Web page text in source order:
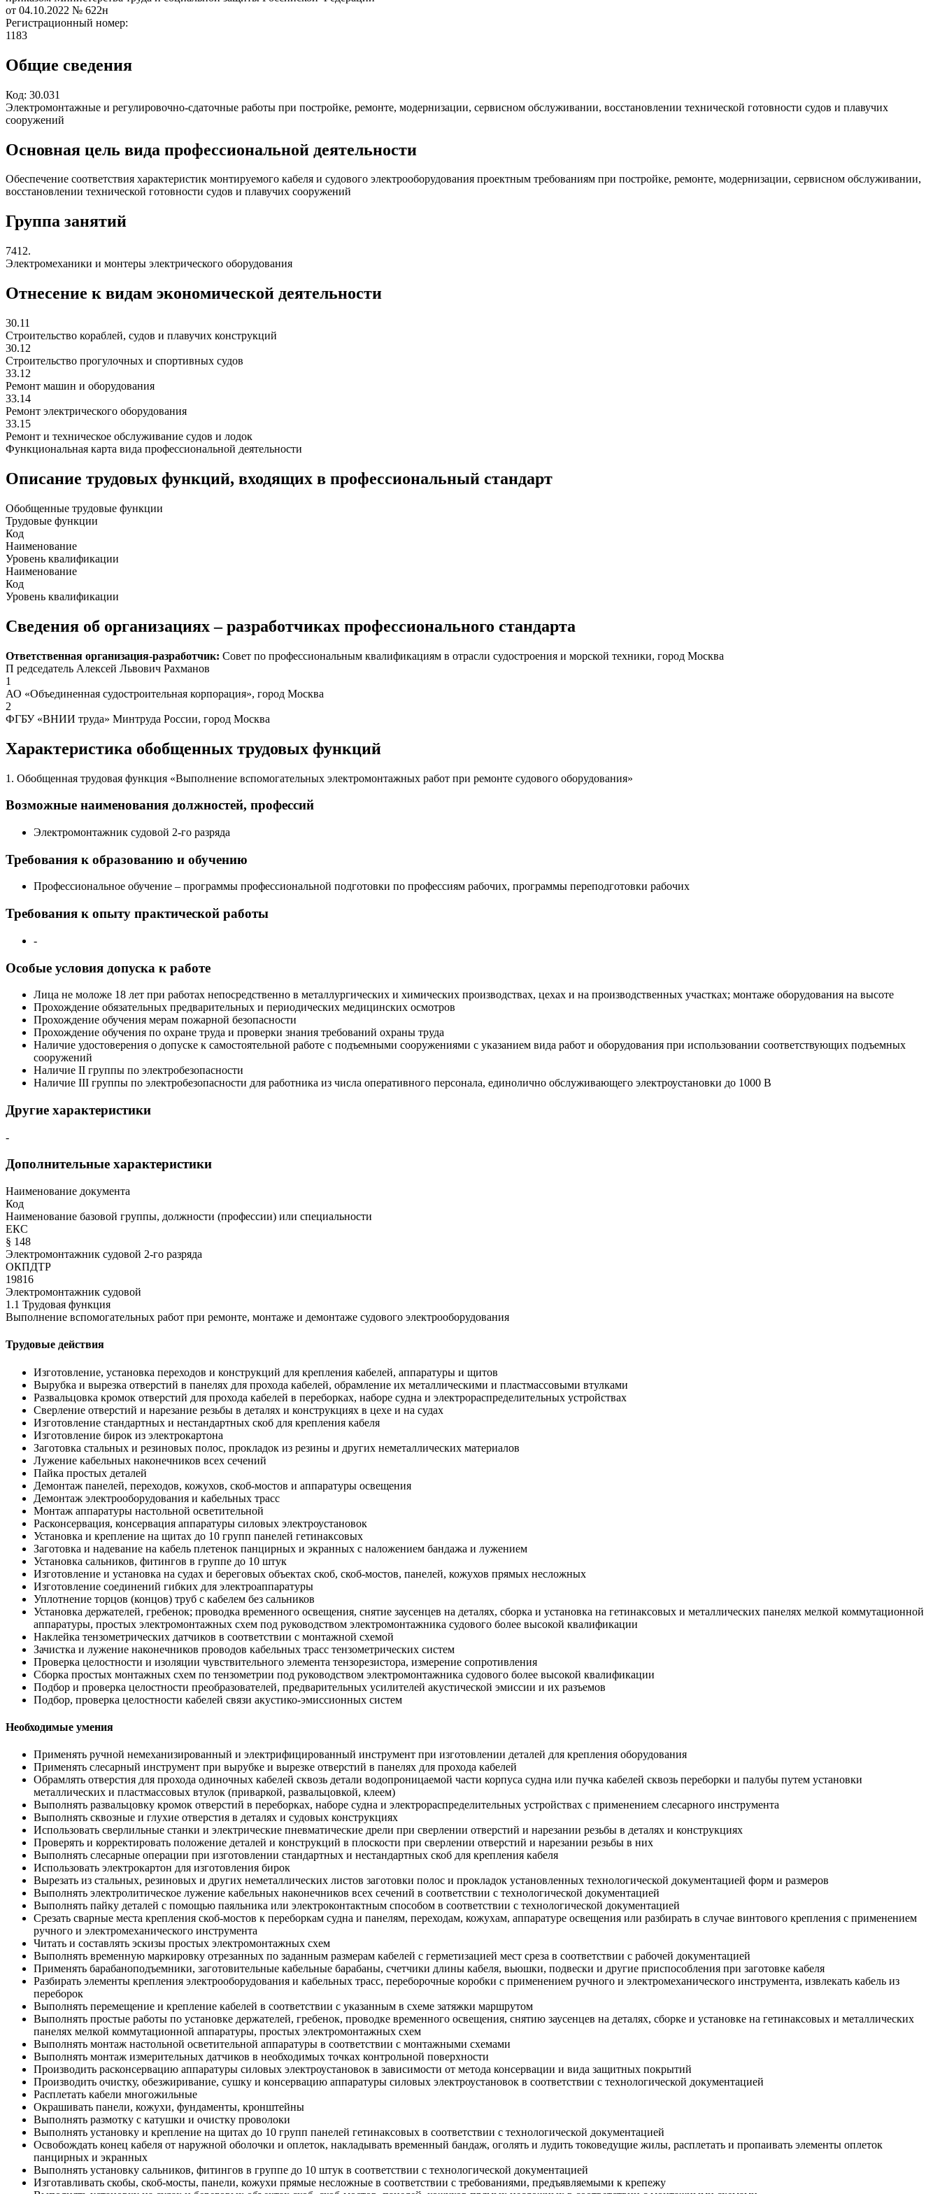
от 04.10.2022 № 622н
Регистрационный номер:
1183
Общие сведения
Код: 30.031
Электромонтажные и регулировочно-сдаточные работы при постройке, ремонте, модернизации, сервисном обслуживании, восстановлении технической готовности судов и плавучих
сооружений
Основная цель вида профессиональной деятельности
Обеспечение соответствия характеристик монтируемого кабеля и судового электрооборудования проектным требованиям при постройке, ремонте, модернизации, сервисном обслуживании,
восстановлении технической готовности судов и плавучих сооружений
Группа занятий
7412.
Электромеханики и монтеры электрического оборудования
Отнесение к видам экономической деятельности
30.11
Строительство кораблей, судов и плавучих конструкций
30.12
Строительство прогулочных и спортивных судов
33.12
Ремонт машин и оборудования
33.14
Ремонт электрического оборудования
33.15
Ремонт и техническое обслуживание судов и лодок
Функциональная карта вида профессиональной деятельности
Описание трудовых функций, входящих в профессиональный стандарт
Обобщенные трудовые функции
Трудовые функции
Код
Наименование
Уровень квалификации
Наименование
Код
Уровень квалификации
Сведения об организациях – разработчиках профессионального стандарта
Ответственная организация-разработчик: Совет по профессиональным квалификациям в отрасли судостроения и морской техники, город Москва
П редседатель Алексей Львович Рахманов
1
АО «Объединенная судостроительная корпорация», город Москва
2
ФГБУ «ВНИИ труда» Минтруда России, город Москва
Характеристика обобщенных трудовых функций
1. Обобщенная трудовая функция «Выполнение вспомогательных электромонтажных работ при ремонте судового оборудования»
Возможные наименования должностей, профессий
Электромонтажник судовой 2-го разряда
Требования к образованию и обучению
Профессиональное обучение – программы профессиональной подготовки по профессиям рабочих, программы переподготовки рабочих
Требования к опыту практической работы
-
Особые условия допуска к работе
Лица не моложе 18 лет при работах непосредственно в металлургических и химических производствах, цехах и на производственных участках; монтаже оборудования на высоте
Прохождение обязательных предварительных и периодических медицинских осмотров
Прохождение обучения мерам пожарной безопасности
Прохождение обучения по охране труда и проверки знания требований охраны труда
Наличие удостоверения о допуске к самостоятельной работе с подъемными сооружениями с указанием вида работ и оборудования при использовании соответствующих подъемных
сооружений
Наличие II группы по электробезопасности
Наличие III группы по электробезопасности для работника из числа оперативного персонала, единолично обслуживающего электроустановки до 1000 В
Другие характеристики
-
Дополнительные характеристики
Наименование документа
Код
Наименование базовой группы, должности (профессии) или специальности
ЕКС
§ 148
Электромонтажник судовой 2-го разряда
ОКПДТР
19816
Электромонтажник судовой
1.1 Трудовая функция
Выполнение вспомогательных работ при ремонте, монтаже и демонтаже судового электрооборудования
Трудовые действия
Изготовление, установка переходов и конструкций для крепления кабелей, аппаратуры и щитов
Вырубка и вырезка отверстий в панелях для прохода кабелей, обрамление их металлическими и пластмассовыми втулками
Развальцовка кромок отверстий для прохода кабелей в переборках, наборе судна и электрораспределительных устройствах
Сверление отверстий и нарезание резьбы в деталях и конструкциях в цехе и на судах
Изготовление стандартных и нестандартных скоб для крепления кабеля
Изготовление бирок из электрокартона
Заготовка стальных и резиновых полос, прокладок из резины и других неметаллических материалов
Лужение кабельных наконечников всех сечений
Пайка простых деталей
Демонтаж панелей, переходов, кожухов, скоб-мостов и аппаратуры освещения
Демонтаж электрооборудования и кабельных трасс
Монтаж аппаратуры настольной осветительной
Расконсервация, консервация аппаратуры силовых электроустановок
Установка и крепление на щитах до 10 групп панелей гетинаксовых
Заготовка и надевание на кабель плетенок панцирных и экранных с наложением бандажа и лужением
Установка сальников, фитингов в группе до 10 штук
Изготовление и установка на судах и береговых объектах скоб, скоб-мостов, панелей, кожухов прямых несложных
Изготовление соединений гибких для электроаппаратуры
Уплотнение торцов (концов) труб с кабелем без сальников
Установка держателей, гребенок; проводка временного освещения, снятие заусенцев на деталях, сборка и установка на гетинаксовых и металлических панелях мелкой коммутационной
аппаратуры, простых электромонтажных схем под руководством электромонтажника судового более высокой квалификации
Наклейка тензометрических датчиков в соответствии с монтажной схемой
Зачистка и лужение наконечников проводов кабельных трасс тензометрических систем
Проверка целостности и изоляции чувствительного элемента тензорезистора, измерение сопротивления
Сборка простых монтажных схем по тензометрии под руководством электромонтажника судового более высокой квалификации
Подбор и проверка целостности преобразователей, предварительных усилителей акустической эмиссии и их разъемов
Подбор, проверка целостности кабелей связи акустико-эмиссионных систем
Необходимые умения
Применять ручной немеханизированный и электрифицированный инструмент при изготовлении деталей для крепления оборудования
Применять слесарный инструмент при вырубке и вырезке отверстий в панелях для прохода кабелей
Обрамлять отверстия для прохода одиночных кабелей сквозь детали водопроницаемой части корпуса судна или пучка кабелей сквозь переборки и палубы путем установки
металлических и пластмассовых втулок (приваркой, развальцовкой, клеем)
Выполнять развальцовку кромок отверстий в переборках, наборе судна и электрораспределительных устройствах с применением слесарного инструмента
Выполнять сквозные и глухие отверстия в деталях и судовых конструкциях
Использовать сверлильные станки и электрические пневматические дрели при сверлении отверстий и нарезании резьбы в деталях и конструкциях
Проверять и корректировать положение деталей и конструкций в плоскости при сверлении отверстий и нарезании резьбы в них
Выполнять слесарные операции при изготовлении стандартных и нестандартных скоб для крепления кабеля
Использовать электрокартон для изготовления бирок
Вырезать из стальных, резиновых и других неметаллических листов заготовки полос и прокладок установленных технологической документацией форм и размеров
Выполнять электролитическое лужение кабельных наконечников всех сечений в соответствии с технологической документацией
Выполнять пайку деталей с помощью паяльника или электроконтактным способом в соответствии с технологической документацией
Срезать сварные места крепления скоб-мостов к переборкам судна и панелям, переходам, кожухам, аппаратуре освещения или разбирать в случае винтового крепления с применением
ручного и электромеханического инструмента
Читать и составлять эскизы простых электромонтажных схем
Выполнять временную маркировку отрезанных по заданным размерам кабелей с герметизацией мест среза в соответствии с рабочей документацией
Применять барабаноподъемники, заготовительные кабельные барабаны, счетчики длины кабеля, вьюшки, подвески и другие приспособления при заготовке кабеля
Разбирать элементы крепления электрооборудования и кабельных трасс, переборочные коробки с применением ручного и электромеханического инструмента, извлекать кабель из
переборок
Выполнять перемещение и крепление кабелей в соответствии с указанным в схеме затяжки маршрутом
Выполнять простые работы по установке держателей, гребенок, проводке временного освещения, снятию заусенцев на деталях, сборке и установке на гетинаксовых и металлических
панелях мелкой коммутационной аппаратуры, простых электромонтажных схем
Выполнять монтаж настольной осветительной аппаратуры в соответствии с монтажными схемами
Выполнять монтаж измерительных датчиков в необходимых точках контрольной поверхности
Производить расконсервацию аппаратуры силовых электроустановок в зависимости от метода консервации и вида защитных покрытий
Производить очистку, обезжиривание, сушку и консервацию аппаратуры силовых электроустановок в соответствии с технологической документацией
Расплетать кабели многожильные
Окрашивать панели, кожухи, фундаменты, кронштейны
Выполнять размотку с катушки и очистку проволоки
Выполнять установку и крепление на щитах до 10 групп панелей гетинаксовых в соответствии с технологической документацией
Освобождать конец кабеля от наружной оболочки и оплеток, накладывать временный бандаж, оголять и лудить токоведущие жилы, расплетать и пропаивать элементы оплеток
панцирных и экранных
Выполнять установку сальников, фитингов в группе до 10 штук в соответствии с технологической документацией
Изготавливать скобы, скоб-мосты, панели, кожухи прямые несложные в соответствии с требованиями, предъявляемыми к крепежу